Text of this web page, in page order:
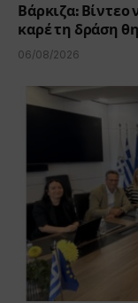
Βάρκιζα:
καρέ τη δράση
06/08/2026